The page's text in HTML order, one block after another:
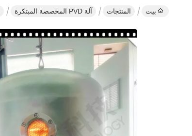
بيت المنتجات آلة PVD المخصصة المبتكرة